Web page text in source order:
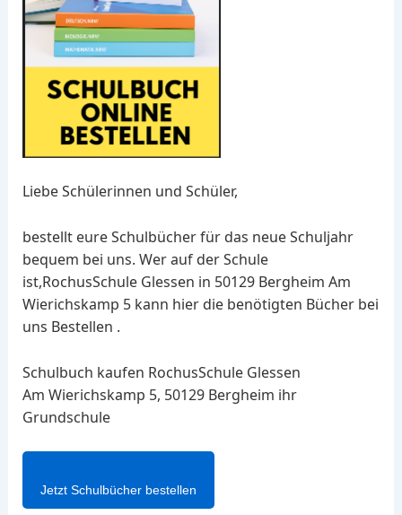
Liebe Schülerinnen und Schüler,
bestellt eure Schulbücher für das neue Schuljahr
bequem bei uns. Wer auf der Schule
ist,RochusSchule Glessen in 50129 Bergheim Am
Wierichskamp 5 kann hier die benötigten Bücher bei
uns Bestellen .
Schulbuch kaufen RochusSchule Glessen
Am Wierichskamp 5, 50129 Bergheim ihr
Grundschule
Jetzt Schulbücher bestellen